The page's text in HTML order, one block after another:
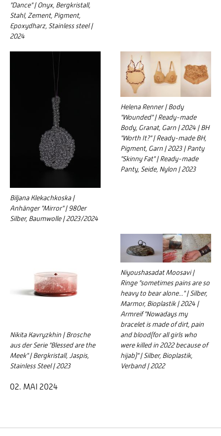
"Dance" | Onyx, Bergkristall,
Stahl, Zement, Pigment,
Epoxydharz, Stainless steel |
2024
Biljana Klekachkoska |
Anhänger "Mirror" | 980er
Silber, Baumwolle | 2023/2024
Helena Renner | Body
"Wounded" | Ready-made
Body, Granat, Garn | 2024 | BH
"Worth It?" | Ready-made BH,
Pigment, Garn | 2023 | Panty
"Skinny Fat" | Ready-made
Panty, Seide, Nylon | 2023
Nikita Kavryzkhin | Brosche
aus der Serie "Blessed are the
Meek" | Bergkristall, Jaspis,
Stainless Steel | 2023
Niyoushasadat Moosavi |
Ringe "sometimes pains are so
heavy to bear alone..." | Silber,
Marmor, Bioplastik | 2024 |
Armreif "Nowadays my
bracelet is made of dirt, pain
and blood(for all girls who
were killed in 2022 because of
hijab)" | Silber, Bioplastik,
Verband | 2022
02. MAI 2024